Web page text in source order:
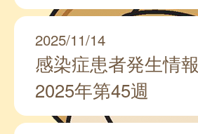
2025/11/14
感染症患者発生情報
2025年第45週